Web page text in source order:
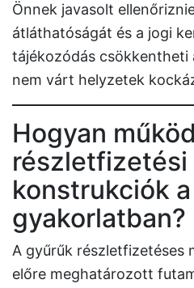
Önnek javasolt
átláthatóságát és a jogi
tájékozódás csökkentheti
nem várt helyzetek
Hogyan
részletfizetési
konstrukciók a
gyakorlatban?
A gyűrűk részletfizetéses
előre meghatározott